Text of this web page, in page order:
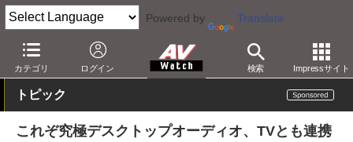
Powered by Translate
カテゴリ ログイン 検索 Impressサイト
AV Watch 製品 USB DAC その他
トピック
これぞ究極デスクトップオーディオ、TVとも連携